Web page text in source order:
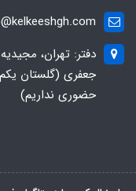
دفتر: تهران،
جعفری (گلستان
حضوری نداریم)